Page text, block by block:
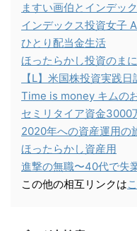
ますい画伯とインデッ
インデックス投資女子
ひとり配当金生活
ほったらかし投資のま
【L】米国株投資実践日
Time is money キムの
セミリタイア資金3000
2020年への資産運用の
ほったらかし資産用
進撃の無職〜40代で失
この他の相互リンクは